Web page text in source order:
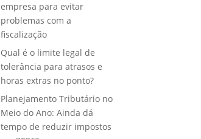
empresa para evitar
problemas com a
fiscalização
Qual é o limite legal de
tolerância para atrasos e
horas extras no ponto?
Planejamento Tributário no
Meio do Ano: Ainda dá
tempo de reduzir impostos